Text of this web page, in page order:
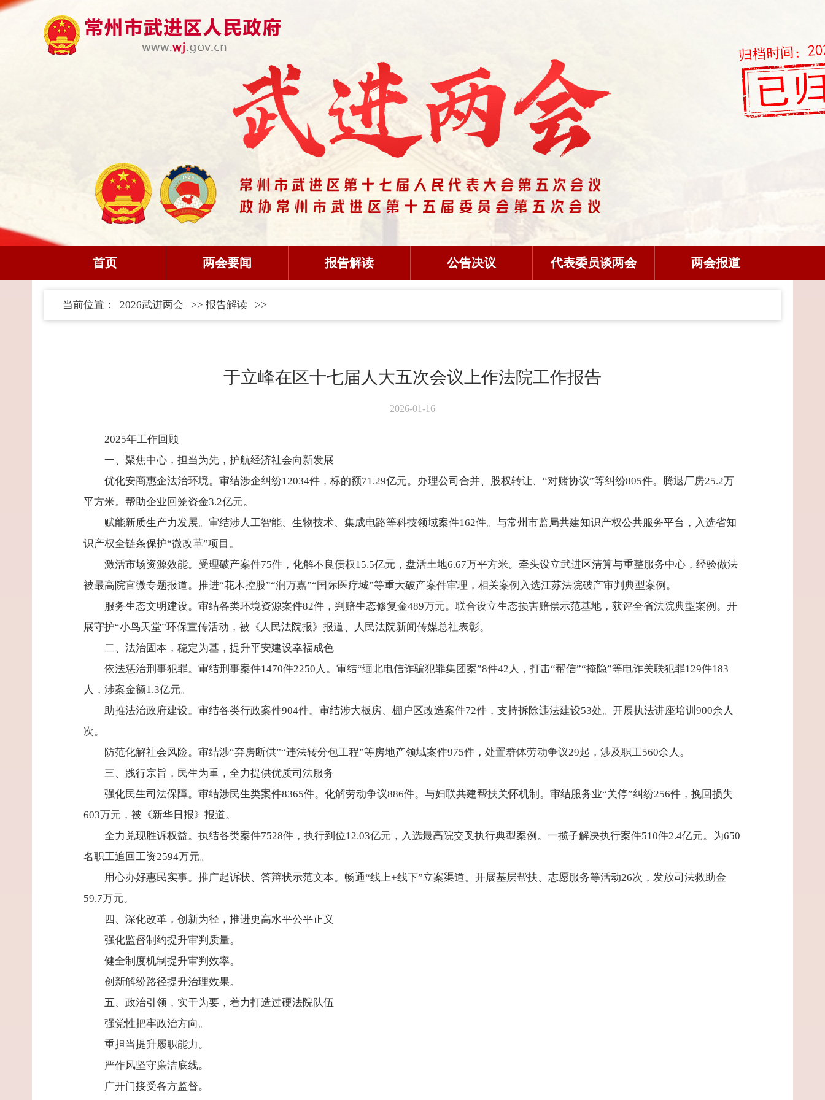
首页 两会要闻 报告解读 公告决议 代表委员谈两会 两会报道
当前位置： 2026武进两会 >> 报告解读 >>
于立峰在区十七届人大五次会议上作法院工作报告
2026-01-16
2025年工作回顾
一、聚焦中心，担当为先，护航经济社会向新发展
优化安商惠企法治环境。审结涉企纠纷12034件，标的额71.29亿元。办理公司合并、股权转让、“对赌协议”等纠纷805件。腾退厂房25.2万
平方米。帮助企业回笼资金3.2亿元。
赋能新质生产力发展。审结涉人工智能、生物技术、集成电路等科技领域案件162件。与常州市监局共建知识产权公共服务平台，入选省知
识产权全链条保护“微改革”项目。
激活市场资源效能。受理破产案件75件，化解不良债权15.5亿元，盘活土地6.67万平方米。牵头设立武进区清算与重整服务中心，经验做法
被最高院官微专题报道。推进“花木控股”“润万嘉”“国际医疗城”等重大破产案件审理，相关案例入选江苏法院破产审判典型案例。
服务生态文明建设。审结各类环境资源案件82件，判赔生态修复金489万元。联合设立生态损害赔偿示范基地，获评全省法院典型案例。开
展守护“小鸟天堂”环保宣传活动，被《人民法院报》报道、人民法院新闻传媒总社表彰。
二、法治固本，稳定为基，提升平安建设幸福成色
依法惩治刑事犯罪。审结刑事案件1470件2250人。审结“缅北电信诈骗犯罪集团案”8件42人，打击“帮信”“掩隐”等电诈关联犯罪129件183
人，涉案金额1.3亿元。
助推法治政府建设。审结各类行政案件904件。审结涉大板房、棚户区改造案件72件，支持拆除违法建设53处。开展执法讲座培训900余人
次。
防范化解社会风险。审结涉“弃房断供”“违法转分包工程”等房地产领域案件975件，处置群体劳动争议29起，涉及职工560余人。
三、践行宗旨，民生为重，全力提供优质司法服务
强化民生司法保障。审结涉民生类案件8365件。化解劳动争议886件。与妇联共建帮扶关怀机制。审结服务业“关停”纠纷256件，挽回损失
603万元，被《新华日报》报道。
全力兑现胜诉权益。执结各类案件7528件，执行到位12.03亿元，入选最高院交叉执行典型案例。一揽子解决执行案件510件2.4亿元。为650
名职工追回工资2594万元。
用心办好惠民实事。推广起诉状、答辩状示范文本。畅通“线上+线下”立案渠道。开展基层帮扶、志愿服务等活动26次，发放司法救助金
59.7万元。
四、深化改革，创新为径，推进更高水平公平正义
强化监督制约提升审判质量。
健全制度机制提升审判效率。
创新解纷路径提升治理效果。
五、政治引领，实干为要，着力打造过硬法院队伍
强党性把牢政治方向。
重担当提升履职能力。
严作风坚守廉洁底线。
广开门接受各方监督。